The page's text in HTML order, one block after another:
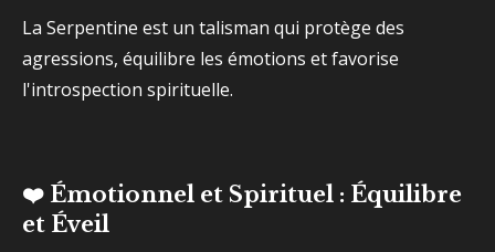
La Serpentine est un talisman qui protège des
agressions, équilibre les émotions et favorise
l'introspection spirituelle.
❤️ Émotionnel et Spirituel : Équilibre
et Éveil